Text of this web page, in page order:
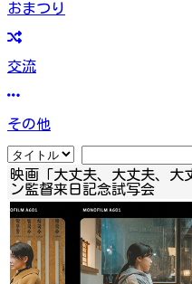
おまつり
交流
その他
映画「大丈夫、大丈夫、大
ン監督来日記念試写会